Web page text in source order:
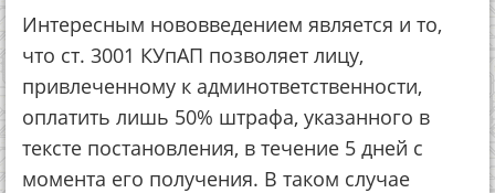
Интересным нововведением является и то,
что ст. 3001 КУпАП позволяет лицу,
привлеченному к админответственности,
оплатить лишь 50% штрафа, указанного в
тексте постановления, в течение 5 дней с
момента его получения. В таком случае